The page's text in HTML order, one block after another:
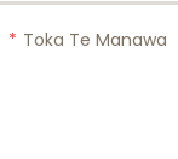
Toka Te Manawa